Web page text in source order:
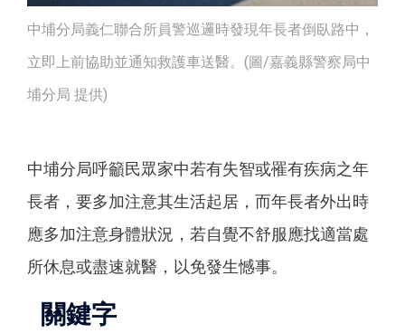
中埔分局義仁聯合所員警巡邏時發現年長者倒臥路中，
立即上前協助並通知救護車送醫。(圖/嘉義縣警察局中
埔分局 提供)
中埔分局呼籲民眾家中若有失智或罹有疾病之年
長者，要多加注意其生活起居，而年長者外出時
應多加注意身體狀況，若自覺不舒服應找適當處
所休息或盡速就醫，以免發生憾事。
關鍵字